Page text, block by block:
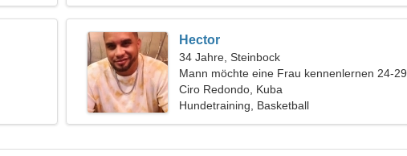
Hector
34 Jahre, Steinbock
Mann möchte eine Frau kennenlernen 24-29
Ciro Redondo, Kuba
Hundetraining, Basketball